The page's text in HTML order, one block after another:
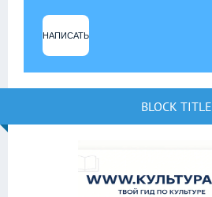
НАПИСАТЬ
BLOCK TITLE